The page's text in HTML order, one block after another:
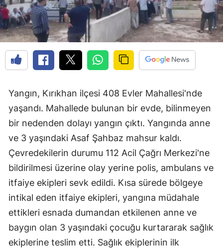
Yangın, Kırıkhan ilçesi 408 Evler Mahallesi'nde
yaşandı. Mahallede bulunan bir evde, bilinmeyen
bir nedenden dolayı yangın çıktı. Yangında anne
ve 3 yaşındaki Asaf Şahbaz mahsur kaldı.
Çevredekilerin durumu 112 Acil Çağrı Merkezi'ne
bildirilmesi üzerine olay yerine polis, ambulans ve
itfaiye ekipleri sevk edildi. Kısa sürede bölgeye
intikal eden itfaiye ekipleri, yangına müdahale
ettikleri esnada dumandan etkilenen anne ve
baygın olan 3 yaşındaki çocuğu kurtararak sağlık
ekiplerine teslim etti. Sağlık ekiplerinin ilk